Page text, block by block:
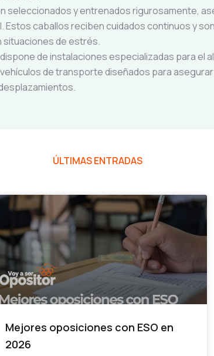
seleccionados y entrenados rigurosamente,
Estos caballos reciben cuidados continuos y son
situaciones de estrés.
dispone de instalaciones especializadas para el
de transporte diseñados para
ÚLTIMAS ENTRADAS
Mejores oposiciones con ESO en
2026